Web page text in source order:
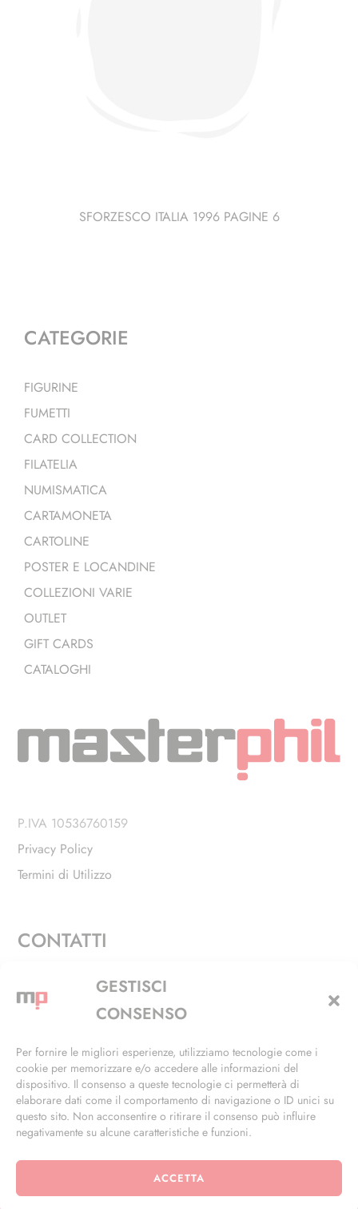
GESTISCI
CONSENSO
Per fornire le migliori esperienze, utilizziamo tecnologie come i
cookie per memorizzare e/o accedere alle informazioni del
dispositivo. Il consenso a queste tecnologie ci permetterà di
elaborare dati come il comportamento di navigazione o ID unici su
questo sito. Non acconsentire o ritirare il consenso può influire
negativamente su alcune caratteristiche e funzioni.
ACCETTA
SFORZESCO ITALIA 1996 PAGINE 6
CATEGORIE
FIGURINE
FUMETTI
CARD COLLECTION
FILATELIA
NUMISMATICA
CARTAMONETA
CARTOLINE
POSTER E LOCANDINE
COLLEZIONI VARIE
OUTLET
GIFT CARDS
CATALOGHI
P.IVA 10536760159
Privacy Policy
Termini di Utilizzo
CONTATTI
Via Alfieri, 27 - Trezzano Sul Naviglio (MI)
+39 02 4846 3155
info@masterphil.it